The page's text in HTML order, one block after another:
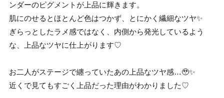
ンダーのピグメントが上品に輝きます。
肌にのせるとほとんど色はつかず、とにかく繊細なツヤ✨
ぎらっとしたラメ感ではなく、内側から発光しているよう
な、上品なツヤに仕上がります♡
お二人がステージで纏っていたあの上品なツヤ感…🥹✨
近くで見てもすごく上品だった理由がわかりました♡